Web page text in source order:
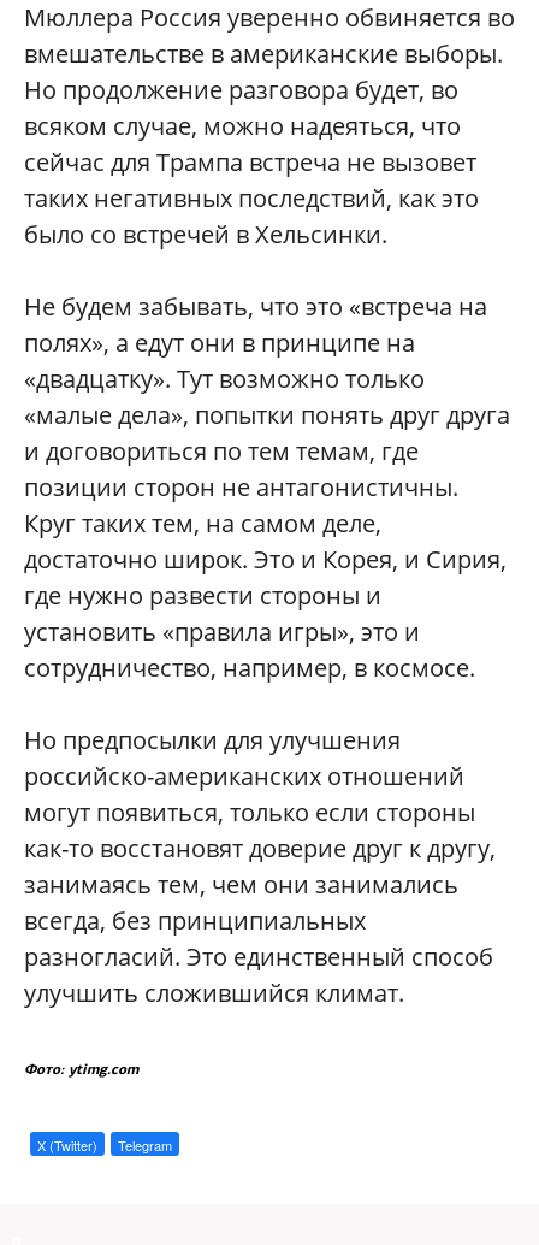
Мюллера Россия уверенно обвиняется во
вмешательстве в американские выборы.
Но продолжение разговора будет, во
всяком случае, можно надеяться, что
сейчас для Трампа встреча не вызовет
таких негативных последствий, как это
было со встречей в Хельсинки.
Не будем забывать, что это «встреча на
полях», а едут они в принципе на
«двадцатку». Тут возможно только
«малые дела», попытки понять друг друга
и договориться по тем темам, где
позиции сторон не антагонистичны.
Круг таких тем, на самом деле,
достаточно широк. Это и Корея, и Сирия,
где нужно развести стороны и
установить «правила игры», это и
сотрудничество, например, в космосе.
Но предпосылки для улучшения
российско-американских отношений
могут появиться, только если стороны
как-то восстановят доверие друг к другу,
занимаясь тем, чем они занимались
всегда, без принципиальных
разногласий. Это единственный способ
улучшить сложившийся климат.
Фото: ytimg.com
X (Twitter) Telegram